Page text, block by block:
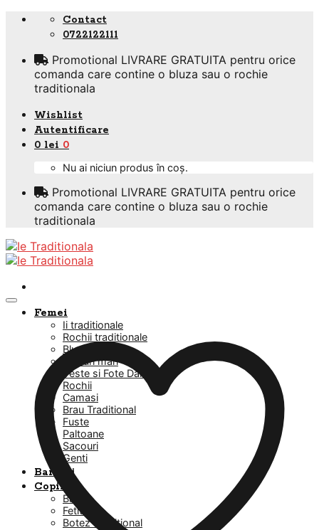
Skip
Contact
0722122111
Promotional LIVRARE GRATUITA pentru orice
comanda care contine o bluza sau o rochie
traditionala
Wishlist
Autentificare
0 lei 0
Nu ai niciun produs în coș.
Promotional LIVRARE GRATUITA pentru orice
comanda care contine o bluza sau o rochie
traditionala
Femei
Ii traditionale
Rochii traditionale
Bluze
Masuri mari
Veste si Fote Dama
Rochii
Camasi
Brau Traditional
Fuste
Paltoane
Sacouri
Genti
Barbati
Copii
Baieti
Fetite
Botez Traditional